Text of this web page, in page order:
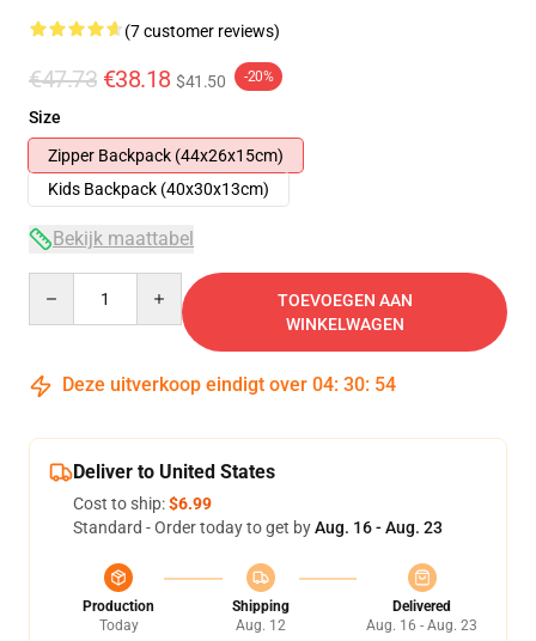
(7 customer reviews)
€47.73 €38.18 $41.50 -20%
Size
Zipper Backpack (44x26x15cm)
Kids Backpack (40x30x13cm)
Bekijk maattabel
TOEVOEGEN AAN
WINKELWAGEN
Deze uitverkoop eindigt over 04: 30: 53
Deliver to United States
Cost to ship:$6.99
Standard - Order today to get byAug. 16 - Aug. 23
Production
Today
Shipping
Aug. 12
Delivered
Aug. 16 - Aug. 23